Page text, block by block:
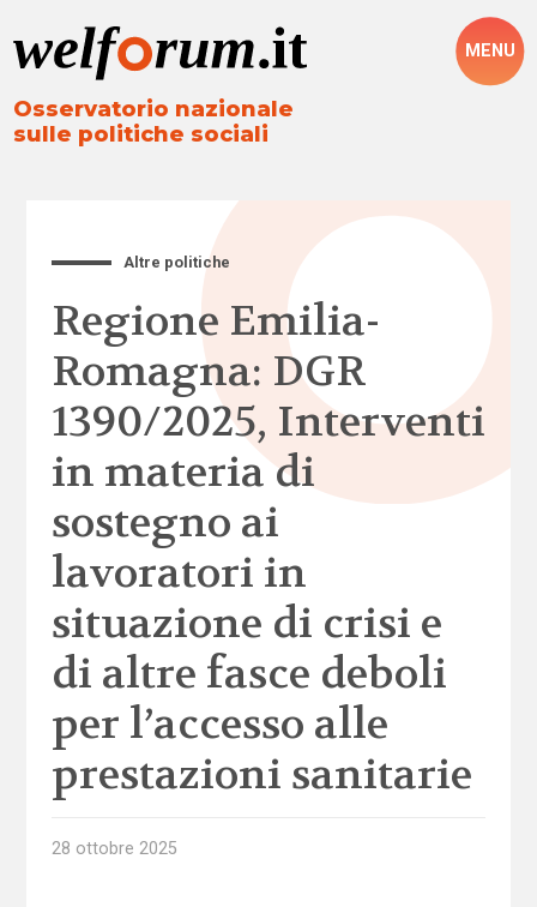
Osservatorio nazionale
sulle politiche sociali
MENU
Altre politiche
Regione Emilia-
Romagna: DGR
1390/2025, Interventi
in materia di
sostegno ai
lavoratori in
situazione di crisi e
di altre fasce deboli
per l’accesso alle
prestazioni sanitarie
28 ottobre 2025